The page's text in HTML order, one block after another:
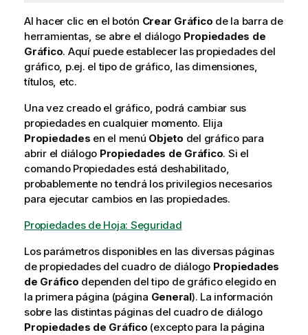
Al hacer clic en el botón Crear Gráfico de la barra de
herramientas, se abre el diálogo Propiedades de
Gráfico. Aquí puede establecer las propiedades del
gráfico, p.ej. el tipo de gráfico, las dimensiones,
títulos, etc.
Una vez creado el gráfico, podrá cambiar sus
propiedades en cualquier momento. Elija
Propiedades en el menú Objeto del gráfico para
abrir el diálogo Propiedades de Gráfico. Si el
comando Propiedades está deshabilitado,
probablemente no tendrá los privilegios necesarios
para ejecutar cambios en las propiedades.
Propiedades de Hoja: Seguridad
Los parámetros disponibles en las diversas páginas
de propiedades del cuadro de diálogo Propiedades
de Gráfico dependen del tipo de gráfico elegido en
la primera página (página General). La información
sobre las distintas páginas del cuadro de diálogo
Propiedades de Gráfico (excepto para la página